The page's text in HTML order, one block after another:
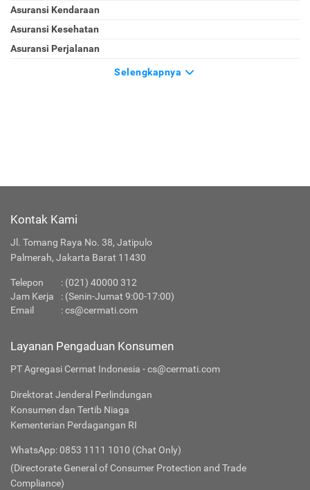
Asuransi Kendaraan
Asuransi Kesehatan
Asuransi Perjalanan
Selengkapnya
Kontak Kami
Jl. Tomang Raya No. 38, Jatipulo
Palmerah, Jakarta Barat 11430
Telepon : (021) 40000 312
Jam Kerja
: (Senin-Jumat 9:00-17:00)
Email
:cs@cermati.com
Layanan Pengaduan Konsumen
PT Agregasi Cermat Indonesia - cs@cermati.com
Direktorat Jenderal Perlindungan
Konsumen dan Tertib Niaga
Kementerian Perdagangan RI
WhatsApp: 0853 1111 1010 (Chat Only)
(Directorate General of Consumer Protection and Trade
Compliance)